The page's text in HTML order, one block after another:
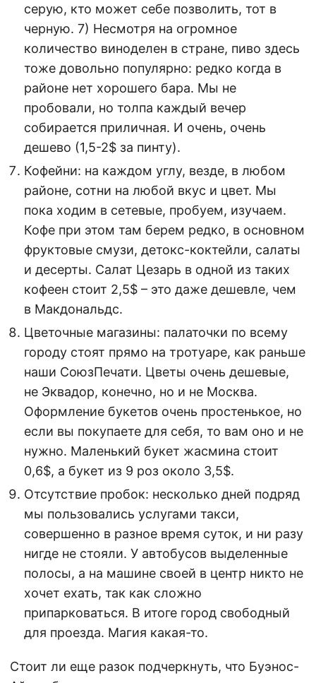
серую, кто может себе позволить, тот в
черную. 7) Несмотря на огромное
количество виноделен в стране, пиво здесь
тоже довольно популярно: редко когда в
районе нет хорошего бара. Мы не
пробовали, но толпа каждый вечер
собирается приличная. И очень, очень
дешево (1,5-2$ за пинту).
Кофейни: на каждом углу, везде, в любом
районе, сотни на любой вкус и цвет. Мы
пока ходим в сетевые, пробуем, изучаем.
Кофе при этом там берем редко, в основном
фруктовые смузи, детокс-коктейли, салаты
и десерты. Салат Цезарь в одной из таких
кофеен стоит 2,5$ – это даже дешевле, чем
в Макдональдс.
Цветочные магазины: палаточки по всему
городу стоят прямо на тротуаре, как раньше
наши СоюзПечати. Цветы очень дешевые,
не Эквадор, конечно, но и не Москва.
Оформление букетов очень простенькое, но
если вы покупаете для себя, то вам оно и не
нужно. Маленький букет жасмина стоит
0,6$, а букет из 9 роз около 3,5$.
Отсутствие пробок: несколько дней подряд
мы пользовались услугами такси,
совершенно в разное время суток, и ни разу
нигде не стояли. У автобусов выделенные
полосы, а на машине своей в центр никто не
хочет ехать, так как сложно
припарковаться. В итоге город свободный
для проезда. Магия какая-то.
Стоит ли еще разок подчеркнуть, что Буэнос-